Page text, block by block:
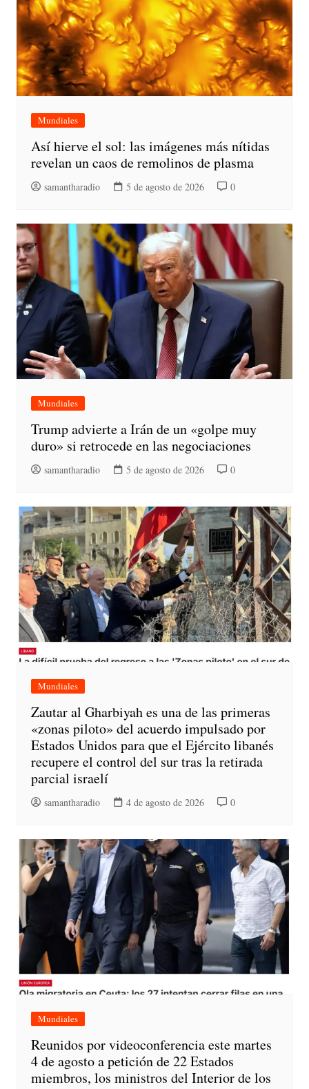
Mundiales
Así hierve el sol: las imágenes más nítidas
revelan un caos de remolinos de plasma
samantharadio 5 de agosto de 2026 0
Mundiales
Trump advierte a Irán de un «golpe muy
duro» si retrocede en las negociaciones
samantharadio 5 de agosto de 2026 0
Mundiales
Zautar al Gharbiyah es una de las primeras
«zonas piloto» del acuerdo impulsado por
Estados Unidos para que el Ejército libanés
recupere el control del sur tras la retirada
parcial israelí
samantharadio 4 de agosto de 2026 0
Mundiales
Reunidos por videoconferencia este martes
4 de agosto a petición de 22 Estados
miembros, los ministros del Interior de los